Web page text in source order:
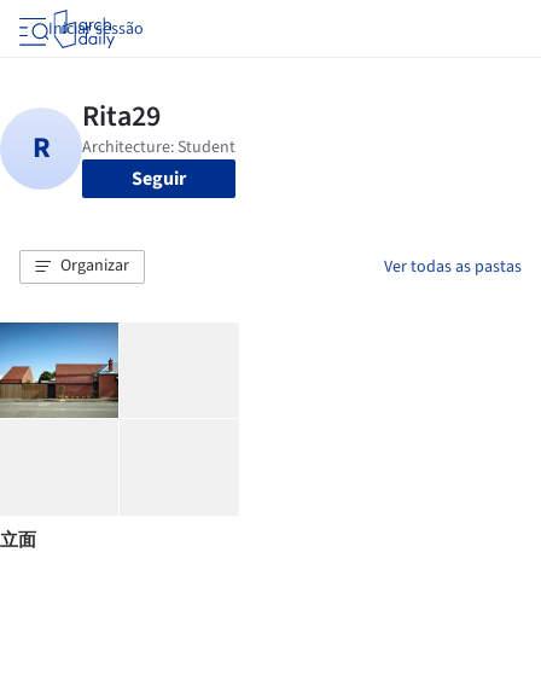
Iniciar sessão
Seguir
Organizar Ver todas as pastas
立面